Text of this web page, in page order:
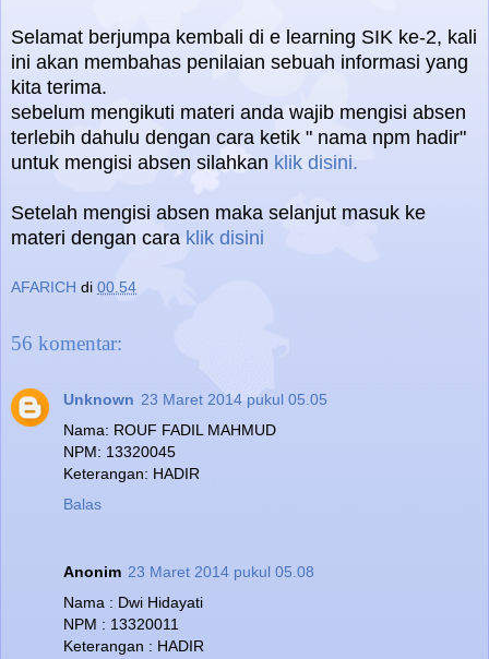
Selamat berjumpa kembali di e learning SIK ke-2, kali
ini akan membahas penilaian sebuah informasi yang
kita terima.
sebelum mengikuti materi anda wajib mengisi absen
terlebih dahulu dengan cara ketik " nama npm hadir"
untuk mengisi absen silahkan klik disini.
Setelah mengisi absen maka selanjut masuk ke
materi dengan cara klik disini
AFARICH di 00.54
56 komentar:
Unknown 23 Maret 2014 pukul 05.05
Nama: ROUF FADIL MAHMUD
NPM: 13320045
Keterangan: HADIR
Balas
Anonim 23 Maret 2014 pukul 05.08
Nama : Dwi Hidayati
NPM : 13320011
Keterangan : HADIR